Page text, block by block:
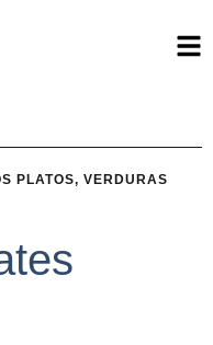
PLATOS, VERDURAS